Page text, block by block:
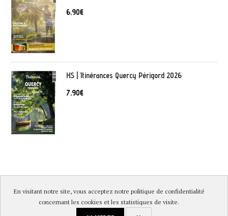
En visitant notre site, vous acceptez notre politique de confidentialité
concernant les cookies et les statistiques de visite.
6,90€
HS | Itinérances Quercy Périgord 2026
7,90€
© DireLot 2019 |Mentions légales & Politique de confidentialité|
Conditions générales de vente|Paiement sécurisé et livraison